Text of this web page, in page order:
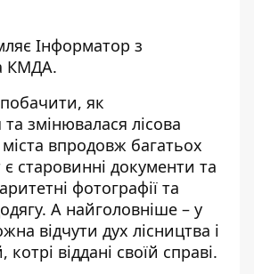
Інформатор з
КМДА.
як
змінювалася лісова
впродовж багатьох
є старовинні документи та
фотографії та
А найголовніше – у
відчути дух лісництва і
віддані своїй справі.